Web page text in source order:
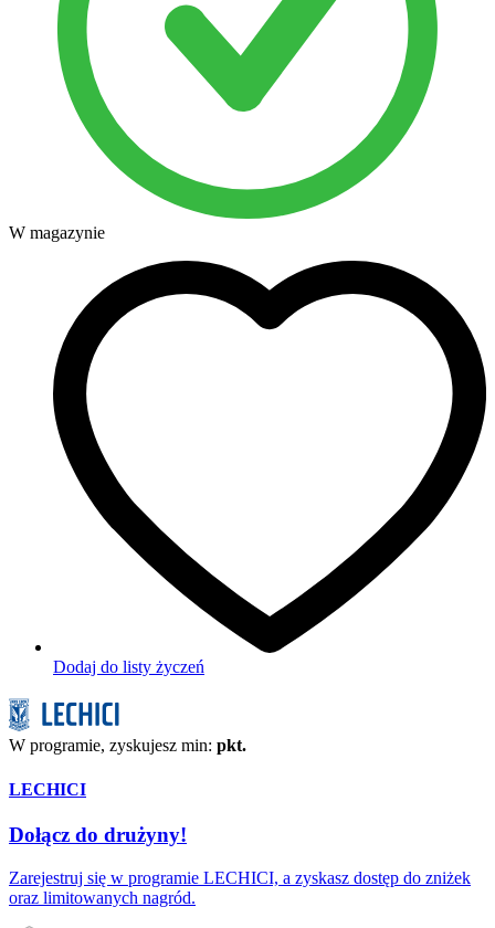
W magazynie
Dodaj do listy życzeń
W programie, zyskujesz min: pkt.
LECHICI
Dołącz do drużyny!
Zarejestruj się w programie LECHICI, a zyskasz dostęp do zniżek
oraz limitowanych nagród.